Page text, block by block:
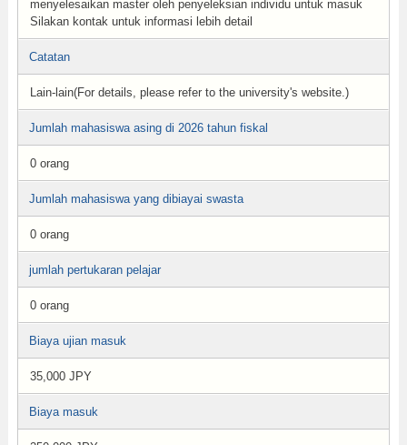
menyelesaikan master oleh penyeleksian individu untuk masuk
Silakan kontak untuk informasi lebih detail
Catatan
Lain-lain(For details, please refer to the university's website.)
Jumlah mahasiswa asing di 2026 tahun fiskal
0 orang
Jumlah mahasiswa yang dibiayai swasta
0 orang
jumlah pertukaran pelajar
0 orang
Biaya ujian masuk
35,000 JPY
Biaya masuk